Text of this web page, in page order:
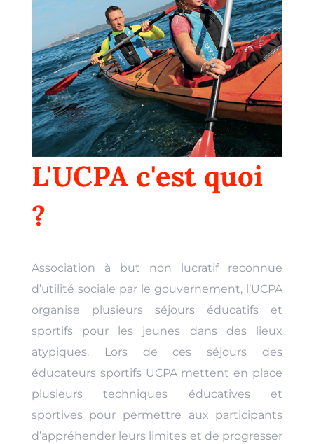
L'UCPA c'est quoi
?
Association à but non lucratif reconnue
d’utilité sociale par le gouvernement, l’UCPA
organise plusieurs séjours éducatifs et
sportifs pour les jeunes dans des lieux
atypiques. Lors de ces séjours des
éducateurs sportifs UCPA mettent en place
plusieurs techniques éducatives et
sportives pour permettre aux participants
d’appréhender leurs limites et de progresser